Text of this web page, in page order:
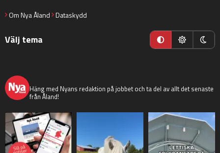
Om Nya Åland Dataskydd
Välj tema
Häng med Nyans redaktion på jobbet och ta del av allt det senaste
från Åland!